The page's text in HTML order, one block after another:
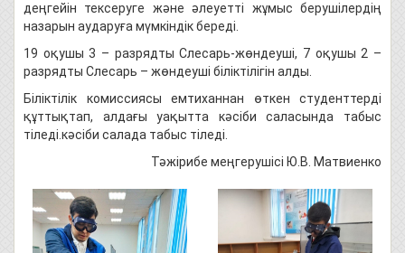
деңгейін тексеруге және әлеуетті жұмыс берушілердің
назарын аударуға мүмкіндік береді.
19 оқушы 3 – разрядты Слесарь-жөндеуші, 7 оқушы 2 –
разрядты Слесарь – жөндеуші біліктілігін алды.
Біліктілік комиссиясы емтиханнан өткен студенттерді
құттықтап, алдағы уақытта кәсіби саласында табыс
тіледі.кәсіби салада табыс тіледі.
Тәжірибе меңгерушісі Ю.В. Матвиенко